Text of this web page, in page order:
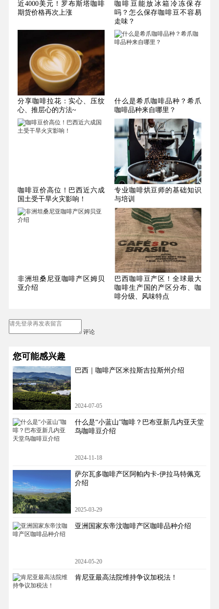
近4000美元！罗布斯塔咖啡
期货价格再次上涨
咖啡豆能放冰箱冷冻保存
吗？怎么保存咖啡豆不容易
走味？
分享咖啡拉花：实心、压纹
心、推层心的方法~
什么是希爪咖啡品种？希爪
咖啡品种来自哪里？
咖啡豆价高位！巴西近六成
国土受干旱火灾影响！
专业咖啡烘豆师的基础知识
与培训
非洲坦桑尼亚咖啡产区姆贝
亚介绍
巴西咖啡豆产区！全球最大
咖啡生产国的产区分布、咖
啡分级、风味特点
评论
您可能感兴趣
巴西｜咖啡产区米拉斯吉拉斯州介绍
2024-07-05
什么是“小蓝山”咖啡？巴布亚新几内亚天堂
鸟咖啡豆介绍
2024-11-18
萨尔瓦多咖啡产区阿帕内卡-伊拉马特佩克
介绍
2025-03-29
亚洲国家东帝汶咖啡产区咖啡品种介绍
2024-05-20
肯尼亚最高法院维持争议加税法！